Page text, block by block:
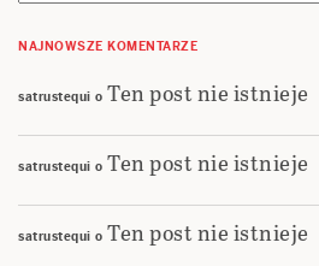
NAJNOWSZE KOMENTARZE
satrustequi o Ten post nie istnieje
satrustequi o Ten post nie istnieje
satrustequi o Ten post nie istnieje